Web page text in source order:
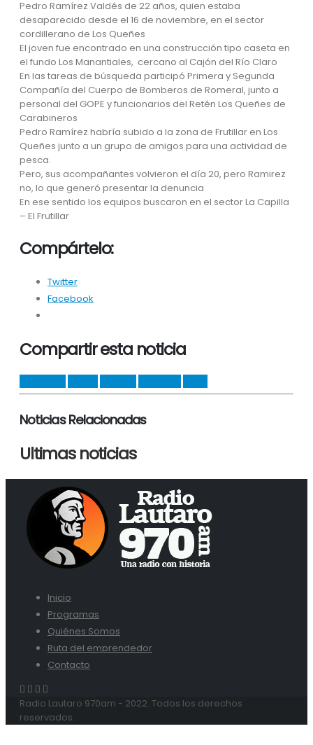
Pedro Ramírez Valdés de 22 años, quien estaba
desaparecido desde el 16 de noviembre, en el sector
cordillerano de Los Queñes
El joven fue encontrado en una construcción tipo caseta en
el fundo Los Manantiales, cercano al Cajón del Río Claro
En las tareas de búsqueda participó Primera y Segunda
Compañía del Cuerpo de Bomberos de Romeral, junto a
personal del GOPE y funcionarios del Retén Los Queñes de
Carabineros
Pedro Ramírez habría subido a la zona de Frutillar en Los
Queñes junto a un grupo de amigos para una actividad de
pesca.
Pero, sus acompañantes volvieron el día 20, pero Ramirez
no, lo que generó presentar la denuncia
En ese sentido los equipos buscaron en el sector La Capilla
– El Frutillar
Compártelo:
Twitter
Facebook
Compartir esta noticia
Noticias Relacionadas
Ultimas noticias
Inicio
Programas
Quiénes Somos
Ruta del emprendedor
Contacto
Radio Lautaro 970am - 2022. Todos los derechos
reservados.